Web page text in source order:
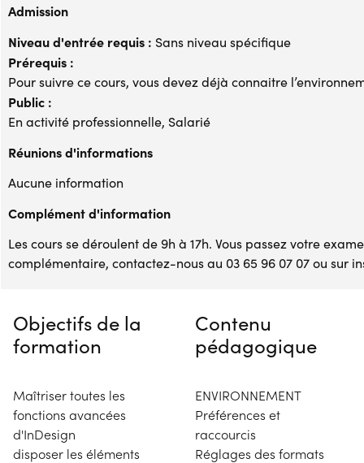
Admission
Niveau d'entrée requis : Sans niveau spécifique
Prérequis :
Pour suivre ce cours, vous devez déjà connaitre
Public :
En activité professionnelle, Salarié
Réunions d'informations
Aucune information
Complément d'information
Les cours se déroulent de 9h à 17h. Vous passez votre
complémentaire, contactez-nous au 03 65 96 07 07 ou sur
Objectifs de la
formation
Maîtriser toutes les
fonctions avancées
d'InDesign
disposer les éléments
Contenu
pédagogique
ENVIRONNEMENT
Préférences et
raccourcis
Réglages des formats